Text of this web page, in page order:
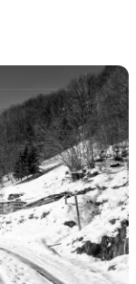
naujienos
rajono
rajono